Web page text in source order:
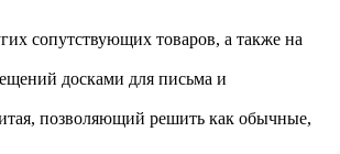
сопутствующих товаров, а также на
досками для письма и
позволяющий решить как обычные,